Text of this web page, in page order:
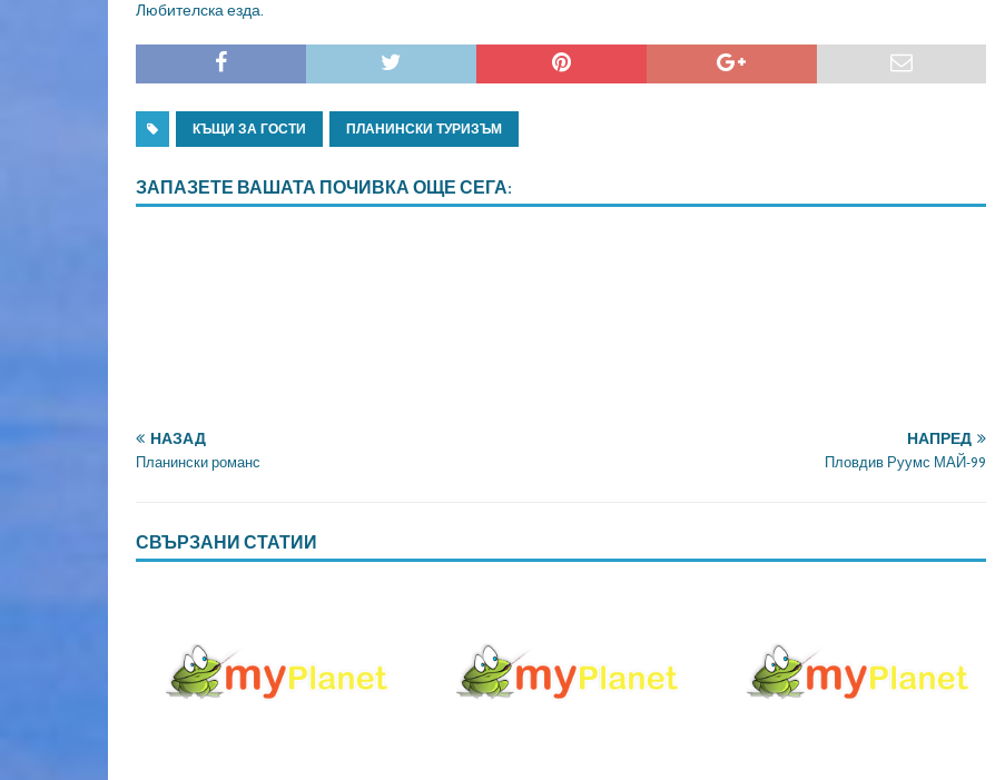
Любителска езда.
КЪЩИ ЗА ГОСТИ ПЛАНИНСКИ ТУРИЗЪМ
ЗАПАЗЕТЕ ВАШАТА ПОЧИВКА ОЩЕ СЕГА:
НАЗАД
Планински романс
НАПРЕД
Пловдив Руумс МАЙ-99
СВЪРЗАНИ СТАТИИ